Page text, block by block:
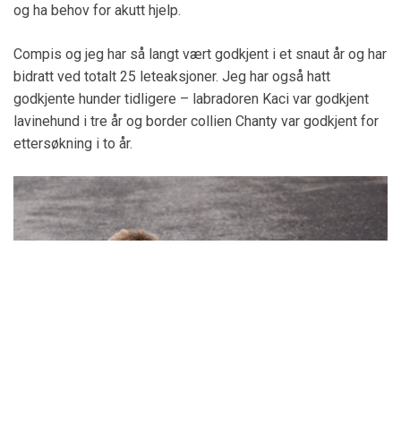
og ha behov for akutt hjelp.
Compis og jeg har så langt vært godkjent i et snaut år og har
bidratt ved totalt 25 leteaksjoner. Jeg har også hatt
godkjente hunder tidligere – labradoren Kaci var godkjent
lavinehund i tre år og border collien Chanty var godkjent for
ettersøkning i to år.